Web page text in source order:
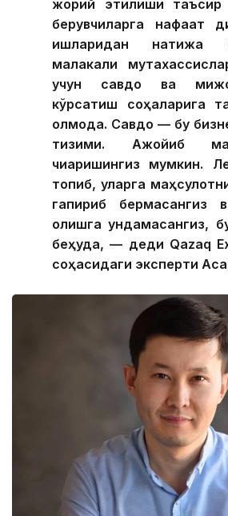
жорий этилиши таъсир
берувчиларга нафақат
ишларидан натижа
малакали
учун савдо ва
кўрсатиш соҳаларига
қолмоқда. Савдо — бу
тизими. Ажойиб
чиқаришингиз мумкин.
топиб, уларга
гапириб бермасангиз
олишга ундамасангиз,
беҳуда, — деди Qazaq
соҳасидаги эксперти